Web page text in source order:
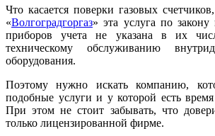
Что касается поверки газовых
«Волгоградгоргаз» эта услуга по закону
приборов учета не указана в их
техническому обслуживанию
оборудования.
Поэтому нужно искать компанию,
подобные услуги и у которой есть
При этом не стоит забывать, что
только лицензированной фирме.